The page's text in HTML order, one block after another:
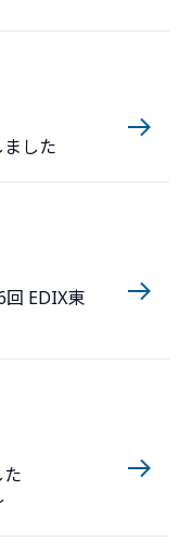
した
EDIX東